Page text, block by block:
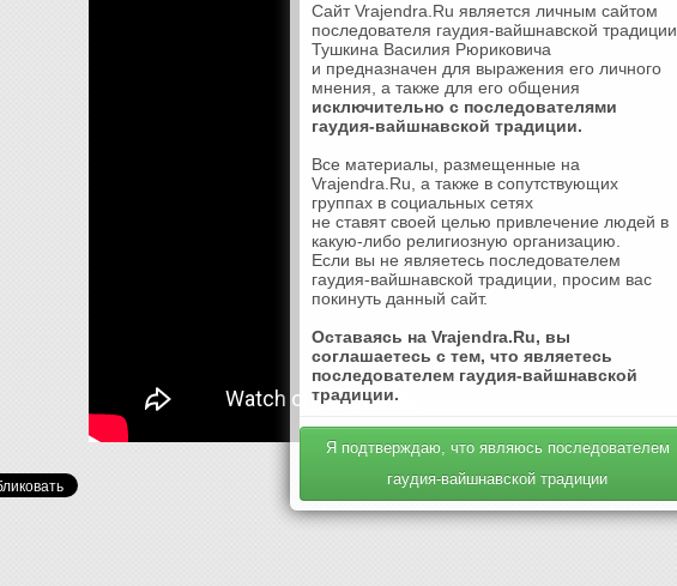
Mail.Ru
Сайт Vrajendra.Ru является личным сайтом
последователя гаудия-вайшнавской традиции
Тушкина Василия Рюриковича
и предназначен для выражения его личного
мнения, а также для его общения
исключительно с последователями
гаудия-вайшнавской традиции.
Все материалы, размещенные на
Vrajendra.Ru, а также в сопутствующих
группах в социальных сетях
не ставят своей целью привлечение людей в
какую-либо религиозную организацию.
Если вы не являетесь последователем
гаудия-вайшнавской традиции, просим вас
покинуть данный сайт.
Оставаясь на Vrajendra.Ru, вы
соглашаетесь с тем, что являетесь
последователем гаудия-вайшнавской
традиции.
Я подтверждаю, что являюсь последователем
гаудия-вайшнавской традиции